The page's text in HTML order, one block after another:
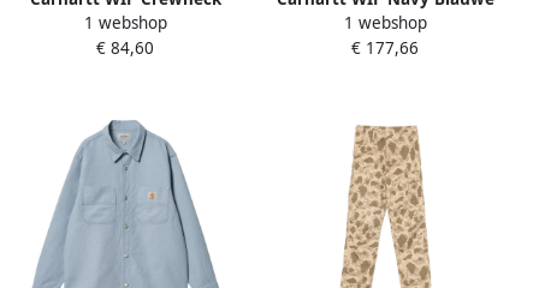
Sweatshirt Black Heren
1 webshop
€ 84,60
Knoopsluiting
Buitenkleding Jas Blue
1 webshop
€ 177,66